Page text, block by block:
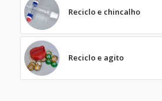
Reciclo e chincalho
Reciclo e agito